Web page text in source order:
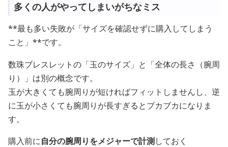
多くの人がやってしまいがちなミス
**最も多い失敗が「サイズを確認せずに購入してしまう
こと」**です。
数珠ブレスレットの「玉のサイズ」と「全体の長さ（腕周
り）」は別の概念です。
玉が大きくても腕周りが短ければフィットしませんし、逆
に玉が小さくても腕周りが長すぎるとブカブカになりま
す。
購入前に自分の腕周りをメジャーで計測しておく